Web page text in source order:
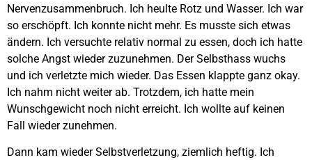
Nervenzusammenbruch. Ich heulte Rotz und Wasser. Ich war
so erschöpft. Ich konnte nicht mehr. Es musste sich etwas
ändern. Ich versuchte relativ normal zu essen, doch ich hatte
solche Angst wieder zuzunehmen. Der Selbsthass wuchs
und ich verletzte mich wieder. Das Essen klappte ganz okay.
Ich nahm nicht weiter ab. Trotzdem, ich hatte mein
Wunschgewicht noch nicht erreicht. Ich wollte auf keinen
Fall wieder zunehmen.
Dann kam wieder Selbstverletzung, ziemlich heftig. Ich